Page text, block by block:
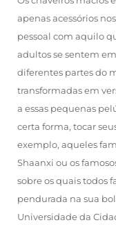
apenas acessórios
pessoal com aquilo
adultos se sentem
diferentes partes do
transformadas em
a essas pequenas
certa forma, tocar
exemplo, aqueles
Shaanxi ou os
sobre os quais todos
pendurada na sua
Universidade da